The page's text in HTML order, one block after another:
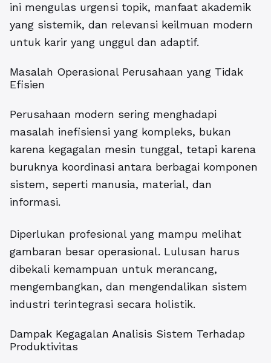
ini mengulas urgensi topik, manfaat akademik
yang sistemik, dan relevansi keilmuan modern
untuk karir yang unggul dan adaptif.
Masalah Operasional Perusahaan yang Tidak
Efisien
Perusahaan modern sering menghadapi
masalah inefisiensi yang kompleks, bukan
karena kegagalan mesin tunggal, tetapi karena
buruknya koordinasi antara berbagai komponen
sistem, seperti manusia, material, dan
informasi.
Diperlukan profesional yang mampu melihat
gambaran besar operasional. Lulusan harus
dibekali kemampuan untuk merancang,
mengembangkan, dan mengendalikan sistem
industri terintegrasi secara holistik.
Dampak Kegagalan Analisis Sistem Terhadap
Produktivitas